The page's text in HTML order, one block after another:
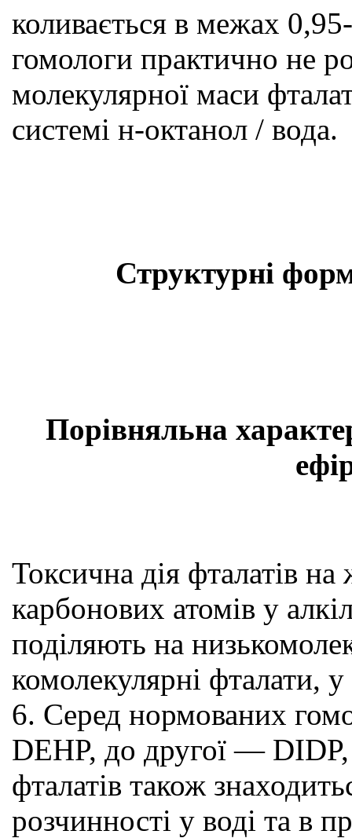
коливається в межах
гомологи практично не
молекулярної маси
системі н-октанол / вода.
Структурні
Порівняльна
Токсична дія фталатів
карбонових атомів у
поділяють на
комолекулярні фталати,
6. Серед нормованих
DEHP, до другої — DIDP,
фталатів також
розчинності у воді та в